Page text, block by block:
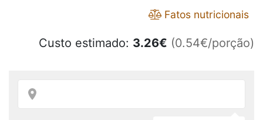
Fatos nutricionais
Custo estimado: 3.26€ (0.54€/porção)